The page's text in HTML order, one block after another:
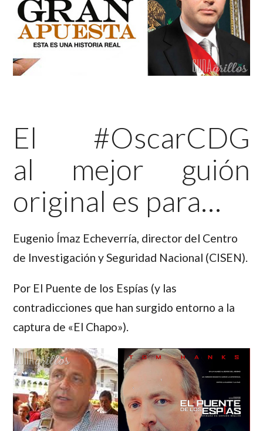
El #OscarCDG
al mejor guión
original es para…
Eugenio Ímaz Echeverría, director del Centro
de Investigación y Seguridad Nacional (CISEN).
Por El Puente de los Espías (y las
contradicciones que han surgido entorno a la
captura de «El Chapo»).